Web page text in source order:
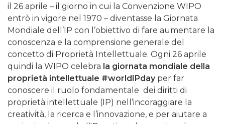
il 26 aprile – il giorno in cui la Convenzione WIPO
entrò in vigore nel 1970 – diventasse la Giornata
Mondiale dell’IP con l’obiettivo di fare aumentare la
conoscenza e la comprensione generale del
concetto di Proprietà Intellettuale. Ogni 26 aprile
quindi la WIPO celebra la giornata mondiale della
proprietà intellettuale #worldIPdayper far
conoscere il ruolo fondamentale dei diritti di
proprietà intellettuale (IP) nell’incoraggiare la
creatività, la ricerca e l’innovazione, e per aiutare a